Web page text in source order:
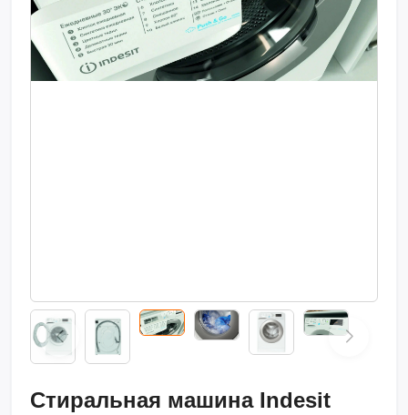
Стиральная машина Indesit